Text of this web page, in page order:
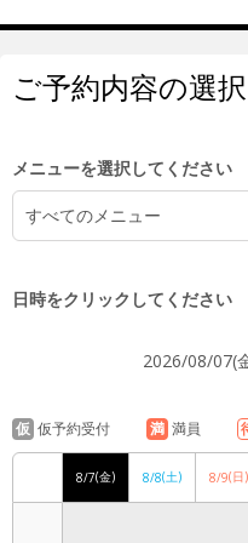
ご予約内容の選択
メニューを選択してください
すべてのメニュー
日時をクリックしてください
2026/08/07(
仮 仮予約受付 満 満員
8/7(金) 8/8(土) 8/9(日)
6:00